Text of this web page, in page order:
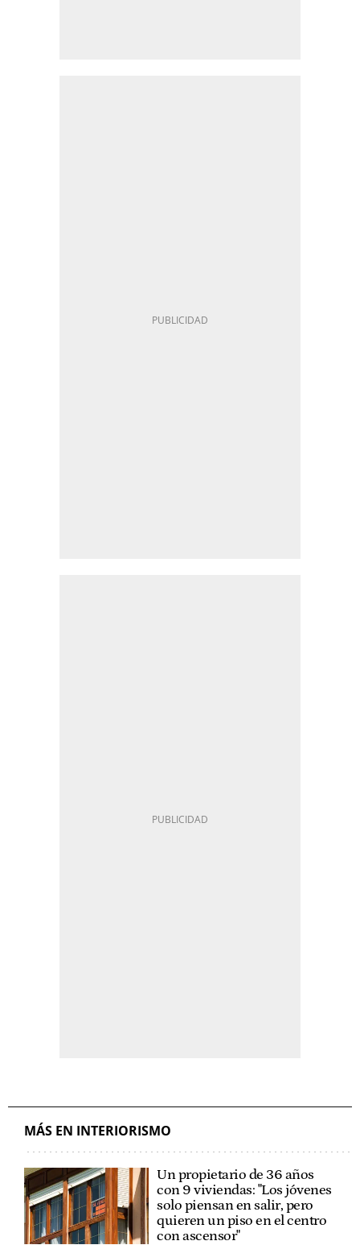
MÁS EN INTERIORISMO
Un propietario de 36 años
con 9 viviendas: "Los jóvenes
solo piensan en salir, pero
quieren un piso en el centro
con ascensor"